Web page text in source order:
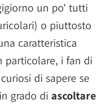
un po' tutti
o piuttosto
caratteristica
particolare, i fan di
di sapere se
grado di ascoltare